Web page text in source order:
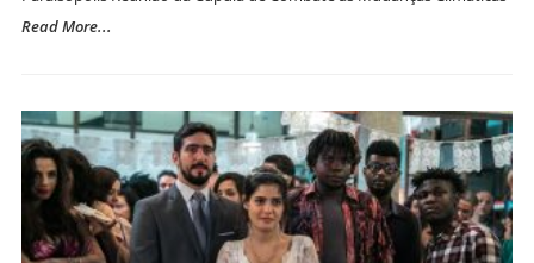
Read More...